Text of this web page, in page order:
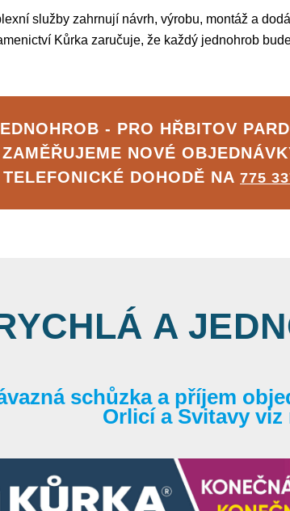
služby zahrnují návrh, výrobu, montáž a
Kůrka zaručuje, že každý jednohrob
- PRO HŘBITOV
ZAMĚŘUJEME NOVÉ
TELEFONICKÉ DOHODĚ NA 775
A
schůzka a příjem
Orlicí a Svitavy